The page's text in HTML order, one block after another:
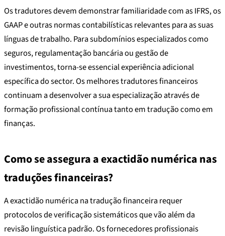
Os tradutores devem demonstrar familiaridade com as IFRS, os
GAAP e outras normas contabilísticas relevantes para as suas
línguas de trabalho. Para subdomínios especializados como
seguros, regulamentação bancária ou gestão de
investimentos, torna-se essencial experiência adicional
específica do sector. Os melhores tradutores financeiros
continuam a desenvolver a sua especialização através de
formação profissional contínua tanto em tradução como em
finanças.
Como se assegura a exactidão numérica nas
traduções financeiras?
A exactidão numérica na tradução financeira requer
protocolos de verificação sistemáticos que vão além da
revisão linguística padrão. Os fornecedores profissionais